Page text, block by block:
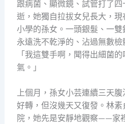
跟病菌、顯微鏡、試管打了
逝，她獨自拉拔女兒長大，
小學的孫女。一頭銀髮、一
永遠洗不乾淨的、沾過無數
「我這雙手啊，聞得出細菌
氣。」
上個月，孫女小芸連續三天
好轉，但沒幾天又復發。林
院，她先是安靜地觀察——家